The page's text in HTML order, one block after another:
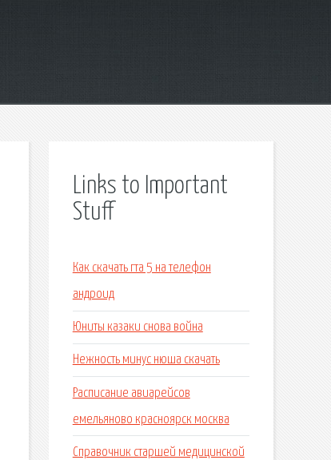
Links to Important
Stuff
Как скачать гта 5 на телефон
андроид
Юниты казаки снова война
Нежность минус нюша скачать
Расписание авиарейсов
емельяново красноярск москва
Справочник старшей медицинской